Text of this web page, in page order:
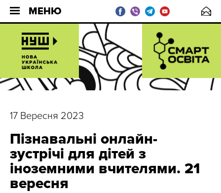
МЕНЮ
17 Вересня 2023
Пізнавальні онлайн-
зустрічі для дітей з
іноземними вчителями. 21
вересня